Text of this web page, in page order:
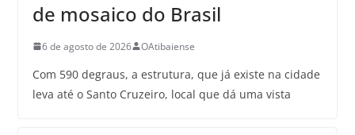
de mosaico do Brasil
6 de agosto de 2026 OAtibaiense
Com 590 degraus, a estrutura, que já existe na cidade
leva até o Santo Cruzeiro, local que dá uma vista